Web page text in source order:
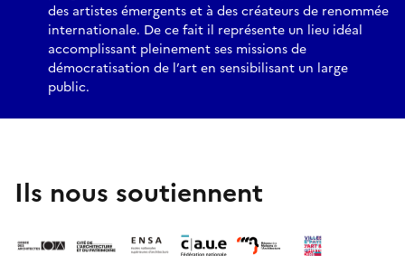
des artistes émergents et à des créateurs de renommée
internationale. De ce fait il représente un lieu idéal
accomplissant pleinement ses missions de
démocratisation de l’art en sensibilisant un large
public.
Ils nous soutiennent